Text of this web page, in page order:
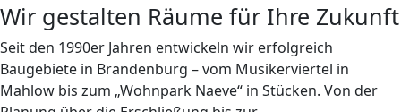
Wir gestalten Räume für Ihre Zukunft
Seit den 1990er Jahren entwickeln wir erfolgreich
Baugebiete in Brandenburg – vom Musikerviertel in
Mahlow bis zum „Wohnpark Naeve“ in Stücken. Von der